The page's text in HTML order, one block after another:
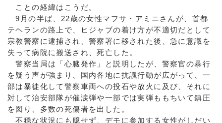
ことの経緯はこうだ。
9月の半ば、22歳の女性マフサ・アミニさんが、首都
テヘランの路上で、ヒジャブの着け方が不適切だとして
宗教警察に逮捕され、警察署に移された後、急に意識を
失って病院に搬送され、死亡した。
警察当局は「心臓発作」と説明したが、警察官の暴行
を疑う声が強まり、国内各地に抗議行動が広がって、一
部は暴徒化して警察車両への投石や放火に及び、それに
対して治安部隊が催涙弾や一部では実弾ももちいて鎮圧
を図り、多数の死傷者を出した。
不穏な状況にも臆せず、デモに参加する女性がしだい